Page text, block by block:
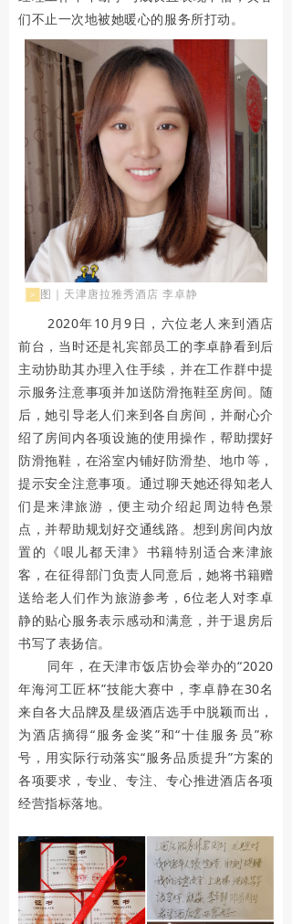
非
常
重
要
的
意
让
我
在
这
特
殊
的
一
天
共
庆
国
华
诞
国
们不止一次地被她暖心的服务所打动。
> 图｜天津唐拉雅秀酒店 李卓静
2020年10月9日，六位老人来到酒店
前台，当时还是礼宾部员工的李卓静看到后
主动协助其办理入住手续，并在工作群中提
示服务注意事项并加送防滑拖鞋至房间。随
后，她引导老人们来到各自房间，并耐心介
绍了房间内各项设施的使用操作，帮助摆好
防滑拖鞋，在浴室内铺好防滑垫、地巾等，
提示安全注意事项。通过聊天她还得知老人
们是来津旅游，便主动介绍起周边特色景
点，并帮助规划好交通线路。想到房间内放
置的《哏儿都天津》书籍特别适合来津旅
客，在征得部门负责人同意后，她将书籍赠
送给老人们作为旅游参考，6位老人对李卓
静的贴心服务表示感动和满意，并于退房后
书写了表扬信。
同年，在天津市饭店协会举办的“2020
年海河工匠杯”技能大赛中，李卓静在30名
来自各大品牌及星级酒店选手中脱颖而出，
为酒店摘得“服务金奖”和“十佳服务员”称
号，用实际行动落实“服务品质提升”方案的
各项要求，专业、专注、专心推进酒店各项
经营指标落地。